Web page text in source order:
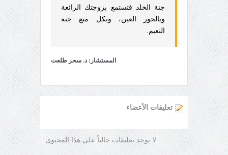
جنة الخلد فتستمع بزوجتك الرائعة
وبالحور العين، وبكل متع جنة
النعيم.
المستشار: د. سحر طلعت
تعليقات الأعضاء
لا يوجد تعليقات حالياً على هذا المحتوى